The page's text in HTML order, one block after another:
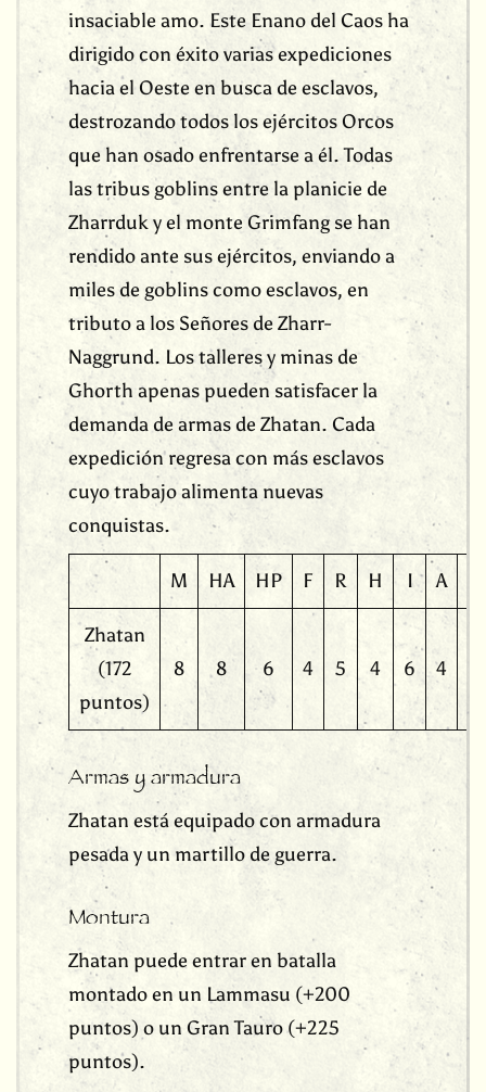
insaciable amo. Este Enano del Caos ha
dirigido con éxito varias expediciones
hacia el Oeste en busca de esclavos,
destrozando todos los ejércitos Orcos
que han osado enfrentarse a él. Todas
las tribus goblins entre la planicie de
Zharrduk y el monte Grimfang se han
rendido ante sus ejércitos, enviando a
miles de goblins como esclavos, en
tributo a los Señores de Zharr-
Naggrund. Los talleres y minas de
Ghorth apenas pueden satisfacer la
demanda de armas de Zhatan. Cada
expedición regresa con más esclavos
cuyo trabajo alimenta nuevas
conquistas.
M HA HP F R H I A
Zhatan
(172
puntos)
8 8 6 4 5 4 6 4
Armas y armadura
Zhatan está equipado con armadura
pesada y un martillo de guerra.
Montura
Zhatan puede entrar en batalla
montado en un Lammasu (+200
puntos) o un Gran Tauro (+225
puntos).